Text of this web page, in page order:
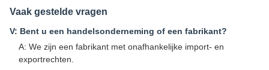
Vaak gestelde vragen
V: Bent u een handelsonderneming of een fabrikant?
A: We zijn een fabrikant met onafhankelijke import- en
exportrechten.